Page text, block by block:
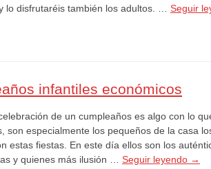
lo disfrutaréis también los adultos. … Seguir
infantiles económicos
de un cumpleaños es algo con lo
son especialmente los pequeños de la casa
estas fiestas. En este día ellos son los
y quienes más ilusión … Seguir leyendo →